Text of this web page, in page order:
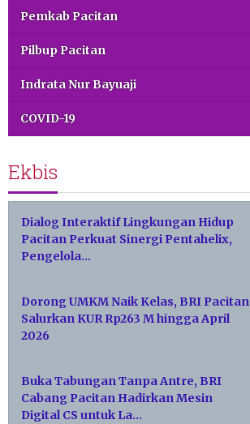
Pemkab Pacitan
Pilbup Pacitan
Indrata Nur Bayuaji
COVID-19
Ekbis
Dialog Interaktif Lingkungan Hidup
Pacitan Perkuat Sinergi Pentahelix,
Pengelola…
Dorong UMKM Naik Kelas, BRI Pacitan
Salurkan KUR Rp263 M hingga April
2026
Buka Tabungan Tanpa Antre, BRI
Cabang Pacitan Hadirkan Mesin
Digital CS untuk La…